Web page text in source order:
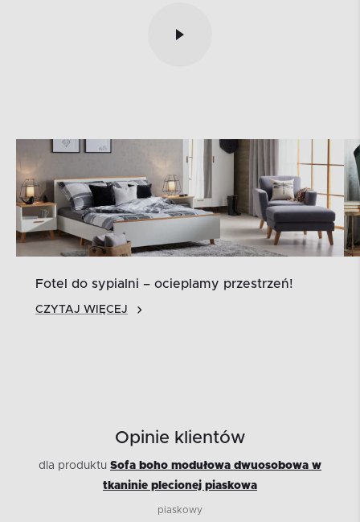
Fotel do sypialni – ocieplamy przestrzeń!
CZYTAJ WIĘCEJ
Opinie klientów
dla produktu Sofa boho modułowa dwuosobowa w
tkaninie plecionej piaskowa
piaskowy